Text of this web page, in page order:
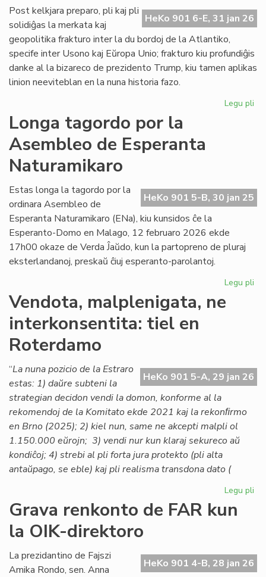
ĉe
HeKo 901 6-E, 31 jan 26
Post kelkjara preparo, pli kaj pli
solidiĝas la merkata kaj
geopolitika frakturo inter la du bordoj de la Atlantiko,
specife inter Usono kaj Eŭropa Unio; frakturo kiu profundiĝis
danke al la bizareco de prezidento Trump, kiu tamen aplikas
linion neeviteblan en la nuna historia fazo.
Legu pli
ĉe
Longa tagordo por la
Asembleo de Esperanta
Naturamikaro
HeKo 901 5-B, 30 jan 25
Estas longa la tagordo por la
ordinara Asembleo de
Esperanta Naturamikaro (ENa), kiu kunsidos ĉe la
Esperanto-Domo en Malago, 12 februaro 2026 ekde
17h00 okaze de Verda Ĵaŭdo, kun la partopreno de pluraj
eksterlandanoj, preskaŭ ĉiuj esperanto-parolantoj.
Legu pli
Vendota, malplenigata, ne
interkonsentita: tiel en
Roterdamo
HeKo 901 5-A, 29 jan 26
“La nuna pozicio de la Estraro
estas: 1) daŭre subteni la
strategian decidon vendi la domon, konforme al la
rekomendoj de la Komitato ekde 2021 kaj la rekonﬁrmo
en Brno (2025); 2) kiel nun, same ne akcepti malpli ol
1.150.000 eŭrojn; 3) vendi nur kun klaraj sekureco aŭ
kondiĉoj; 4) strebi al pli forta jura protekto (pli alta
antaŭpago, se eble) kaj pli realisma transdona dato (
Legu pli
tiel
Grava renkonto de FAR kun
la OIK-direktoro
HeKo 901 4-B, 28 jan 26
La prezidantino de Fajszi
Amika Rondo, sen. Anna